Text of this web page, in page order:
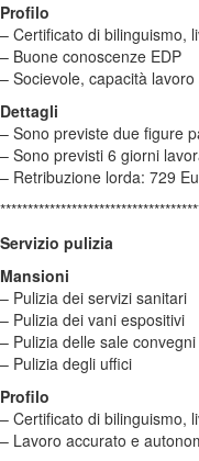
Profilo
– Certificato di bilinguismo,
– Buone conoscenze EDP
– Socievole, capacità
Dettagli
– Sono previste due figure
– Sono previsti 6 giorni
– Retribuzione lorda: 729
Servizio pulizia
Mansioni
– Pulizia dei servizi sanitari
– Pulizia dei vani espositivi
– Pulizia delle sale convegni
– Pulizia degli uffici
Profilo
– Certificato di bilinguismo,
– Lavoro accurato e